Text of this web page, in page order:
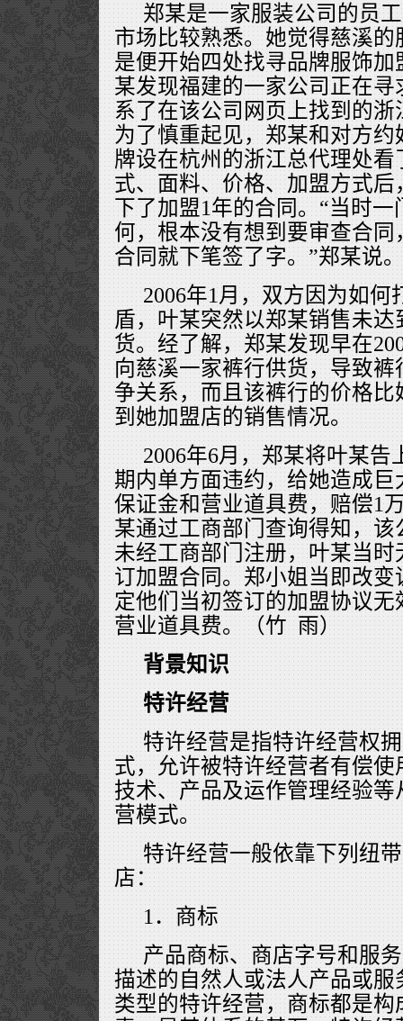
郑某是一家服装公司的员
市场比较熟悉。她觉得慈溪
是便开始四处找寻品牌服饰
某发现福建的一家公司正在
系了在该公司网页上找到的
为了慎重起见，郑某和对方
牌设在杭州的浙江总代理处
式、面料、价格、加盟方式
下了加盟1年的合同。“当时
何，根本没有想到要审查合
合同就下笔签了字。”郑某说
2006年1月，双方因为如何
盾，叶某突然以郑某销售未
货。经了解，郑某发现早在
向慈溪一家裤行供货，导致
争关系，而且该裤行的价格
到她加盟店的销售情况。
2006年6月，郑某将叶某
期内单方面违约，给她造成
保证金和营业道具费，赔偿1
某通过工商部门查询得知，
未经工商部门注册，叶某当
订加盟合同。郑小姐当即改
定他们当初签订的加盟协议
营业道具费。（竹 雨）
背景知识
特许经营
特许经营是指特许经营权
式，允许被特许经营者有偿
技术、产品及运作管理经验
营模式。
特许经营一般依靠下列纽
店：
1．商标
产品商标、商店字号和服
描述的自然人或法人产品或
类型的特许经营，商标都是